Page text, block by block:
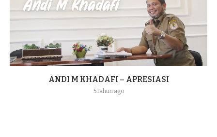
ANDI M KHADAFI – APRESIASI
5 tahun ago